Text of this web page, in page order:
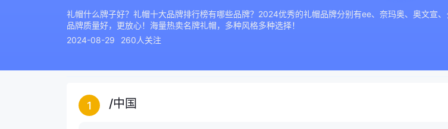
礼帽什么牌子好？礼帽十大品牌排行榜有哪些品牌？2024优秀的礼帽品牌分别有ee、奈玛奥、奥文宣
品牌质量好，更放心！海量热卖名牌礼帽，多种风格多种选择！
2024-08-29
260人关注
1 /中国